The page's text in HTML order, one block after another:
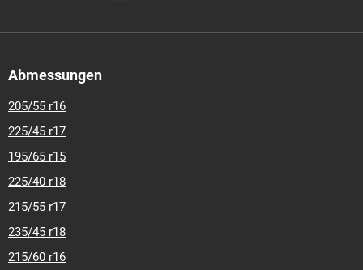
Abmessungen
205/55 r16
225/45 r17
195/65 r15
225/40 r18
215/55 r17
235/45 r18
215/60 r16